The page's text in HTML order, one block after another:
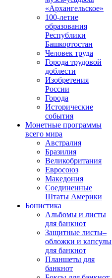
«Архангельское»
100-летие
образования
Республики
Башкортостан
Человек труда
Города трудовой
доблести
Изобретения
России
Города
Исторические
события
Монетные программы
всего мира
Австралия
Бразилия
Великобритания
Евросоюз
Македония
Соединенные
Штаты Америки
Бонистика
Альбомы и листы
для банкнот
Защитные листы–
обложки и капсулы
для банкнот
Планшеты для
банкнот